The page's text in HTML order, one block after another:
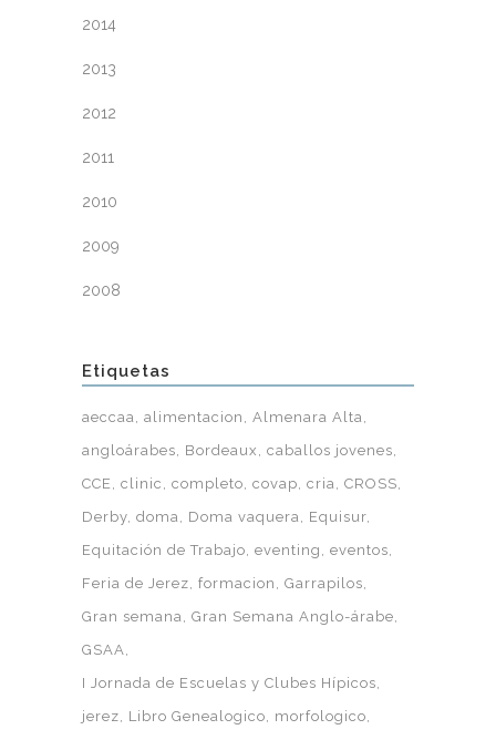
2014
2013
2012
2011
2010
2009
2008
Etiquetas
aeccaa alimentacion
Almenara Alta
angloárabes
Bordeaux
caballos jovenes
CCE clinic completo covap cria CROSS
Derby doma Doma vaquera
Equisur
Equitación de Trabajo eventing
eventos
Feria de Jerez formacion
Garrapilos
Gran semana Gran Semana Anglo-árabe
GSAA
I Jornada de Escuelas y Clubes Hípicos
jerez
Libro Genealogico
morfologico